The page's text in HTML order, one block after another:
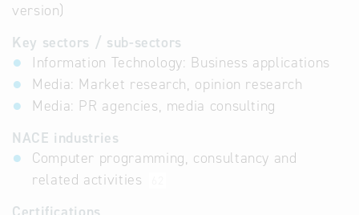
version)
Key sectors / sub-sectors
Information Technology: Business applications
Media: Market research, opinion research
Media: PR agencies, media consulting
NACE industries
Computer programming, consultancy and
related activities